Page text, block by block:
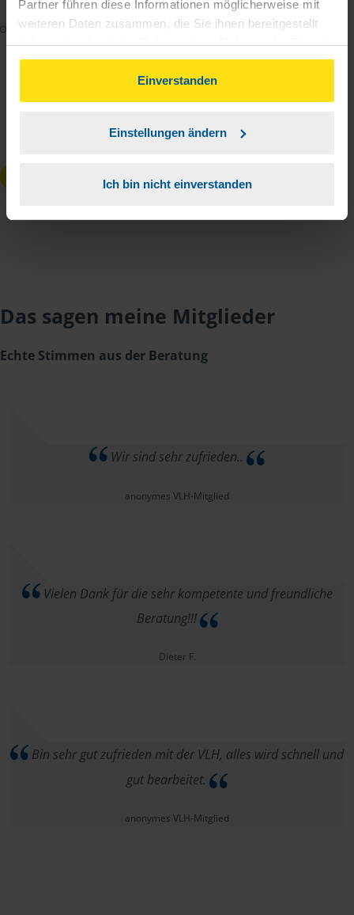
Partner führen diese Informationen möglicherweise mit
weiteren Daten zusammen, die Sie ihnen bereitgestellt
haben oder die sie im Rahmen Ihrer Nutzung der Dienste
gesammelt haben. Indem Sie auf Einverstanden klicken,
können Sie der Verwendung von Cookies, gemäß
unserer➔ Datenschutzrichtliniezustimmen.
Einverstanden
Einstellungen ändern
Ich bin nicht einverstanden
Mit dem Absenden des Kontaktformulars erkläre ich
mich damit einverstanden, dass meine Daten zur
Bearbeitung meines Anliegens sowie zur internen
Kenntnis genommen.*
Anfrage absenden
Das sagen meine Mitglieder
Echte Stimmen aus der Beratung
Wir sind sehr zufrieden..
anonymes VLH-Mitglied
Vielen Dank für die sehr kompetente und freundliche
Beratung!!!
Dieter F.
Bin sehr gut zufrieden mit der VLH, alles wird schnell und
gut bearbeitet.
anonymes VLH-Mitglied